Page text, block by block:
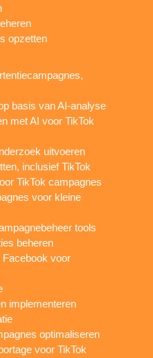
opzetten
basis van AI-analyse
met AI voor TikTok
uitvoeren
inclusief TikTok
TikTok campagnes
voor kleine
tools
beheren
Facebook voor
implementeren
optimaliseren
voor TikTok